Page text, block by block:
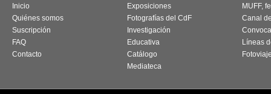
Inicio
Quiénes somos
Suscripción
FAQ
Contacto
Exposiciones
Fotografías del CdF
Investigación
Educativa
Catálogo
Mediateca
MUFF,
Canal
Líneas